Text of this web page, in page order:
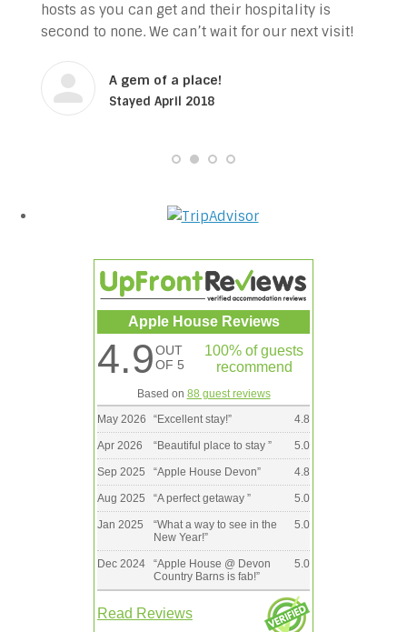
hosts as you can get and their hospitality is
second to none. We can’t wait for our next visit!
A gem of a place!
Stayed April 2018
Apple House Reviews
4.9OUT
OF 5
100% of guests
recommend
Based on 88 guest reviews
May 2026
“Excellent stay!” 4.8
Apr 2026 “Beautiful place to stay ” 5.0
Sep 2025 “Apple House Devon” 4.8
Aug 2025 “A perfect getaway ” 5.0
Jan 2025 “What a way to see in the
New Year!”
5.0
Dec 2024 “Apple House @ Devon
Country Barns is fab!”
5.0
Read Reviews